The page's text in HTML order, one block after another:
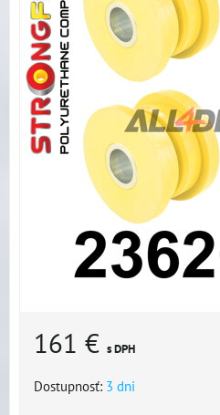
161 € s DPH
Dostupnosť: 3 dni